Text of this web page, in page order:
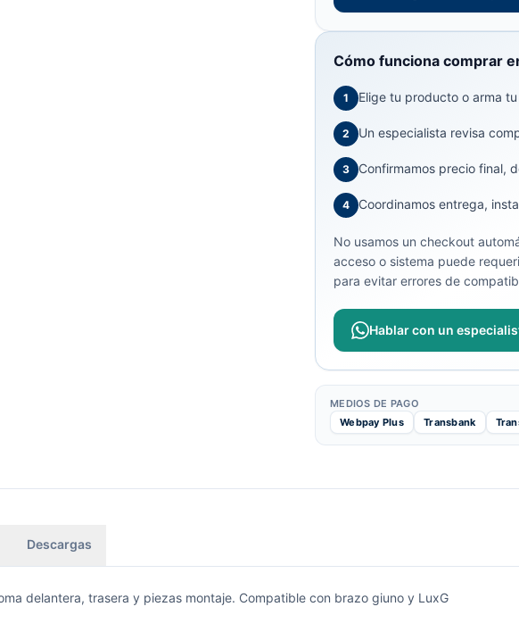
Cómo funciona comprar
1 Elige tu producto o arma
2 Un especialista revisa
3 Confirmamos precio final,
4 Coordinamos entrega,
No usamos un checkout
acceso o sistema puede
para evitar errores de
Hablar con un
MEDIOS DE PAGO
Webpay Plus
Transbank
Descargas
delantera, trasera y piezas montaje. Compatible con brazo giuno y LuxG